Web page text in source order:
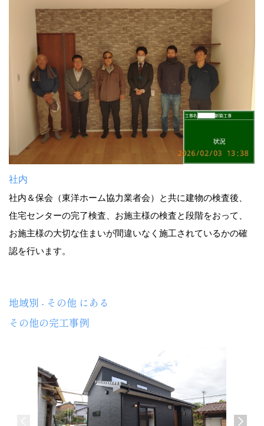
社内
社内＆保会（東洋ホーム協力業者会）と共に建物の検査後、
住宅センターの完了検査、お施主様の検査と段階をおって、
お施主様の大切な住まいが間違いなく施工されているかの確
認を行います。
地域別 - その他 にある
その他の完工事例